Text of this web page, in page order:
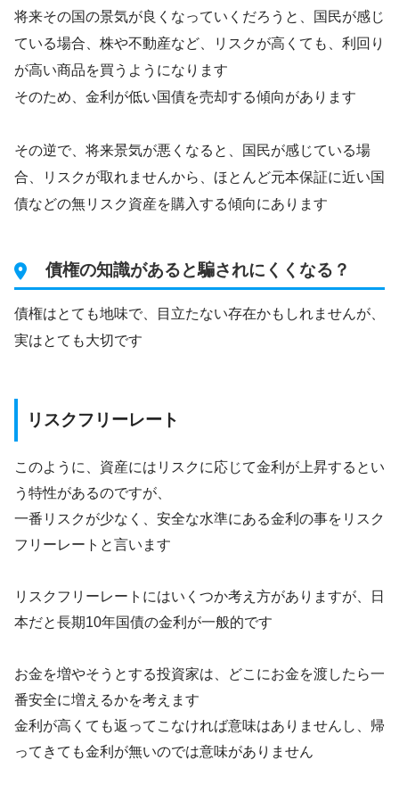
将来その国の景気が良くなっていくだろうと、国民が感じ
ている場合、株や不動産など、リスクが高くても、利回り
が高い商品を買うようになります
そのため、金利が低い国債を売却する傾向があります
その逆で、将来景気が悪くなると、国民が感じている場
合、リスクが取れませんから、ほとんど元本保証に近い国
債などの無リスク資産を購入する傾向にあります
債権の知識があると騙されにくくなる？
債権はとても地味で、目立たない存在かもしれませんが、
実はとても大切です
リスクフリーレート
このように、資産にはリスクに応じて金利が上昇するとい
う特性があるのですが、
一番リスクが少なく、安全な水準にある金利の事をリスク
フリーレートと言います
リスクフリーレートにはいくつか考え方がありますが、日
本だと長期10年国債の金利が一般的です
お金を増やそうとする投資家は、どこにお金を渡したら一
番安全に増えるかを考えます
金利が高くても返ってこなければ意味はありませんし、帰
ってきても金利が無いのでは意味がありません